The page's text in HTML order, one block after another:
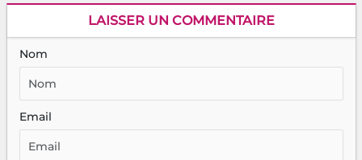
LAISSER UN COMMENTAIRE
Nom
Email